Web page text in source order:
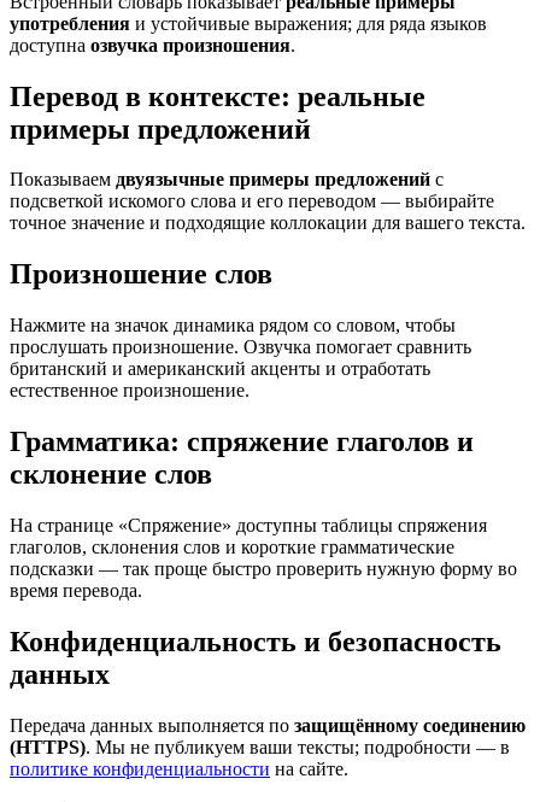
употребления и устойчивые выражения; для ряда языков
доступна озвучка произношения.
Перевод в контексте: реальные
примеры предложений
Показываем двуязычные примеры предложений с
подсветкой искомого слова и его переводом — выбирайте
точное значение и подходящие коллокации для вашего текста.
Произношение слов
Нажмите на значок динамика рядом со словом, чтобы
прослушать произношение. Озвучка помогает сравнить
британский и американский акценты и отработать
естественное произношение.
Грамматика: спряжение глаголов и
склонение слов
На странице «Спряжение» доступны таблицы спряжения
глаголов, склонения слов и короткие грамматические
подсказки — так проще быстро проверить нужную форму во
время перевода.
Конфиденциальность и безопасность
данных
Передача данных выполняется по защищённому соединению
(HTTPS). Мы не публикуем ваши тексты; подробности — в
политике конфиденциальности на сайте.